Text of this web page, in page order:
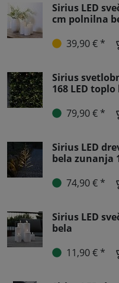
Sirius LED
cm polnilna
39,90 € *
Sirius
168 LED
79,90 € *
Sirius LED
bela zunanja
74,90 € *
Sirius LED
bela
11,90 € *